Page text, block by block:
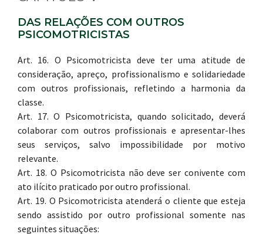
DAS RELAÇÕES COM OUTROS
PSICOMOTRICISTAS
Art. 16. O Psicomotricista deve ter uma atitude de
consideração, apreço, profissionalismo e solidariedade
com outros profissionais, refletindo a harmonia da
classe.
Art. 17. O Psicomotricista, quando solicitado, deverá
colaborar com outros profissionais e apresentar-lhes
seus serviços, salvo impossibilidade por motivo
relevante.
Art. 18. O Psicomotricista não deve ser conivente com
ato ilícito praticado por outro profissional.
Art. 19. O Psicomotricista atenderá o cliente que esteja
sendo assistido por outro profissional somente nas
seguintes situações: